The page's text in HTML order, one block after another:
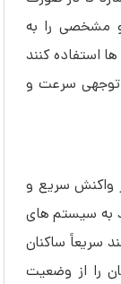
مشخصی را به
استفاده کنند
توجهی سرعت و
واکنش سریع و
به سیستم‌ های
سریعاً ساکنان
را از وضعیت